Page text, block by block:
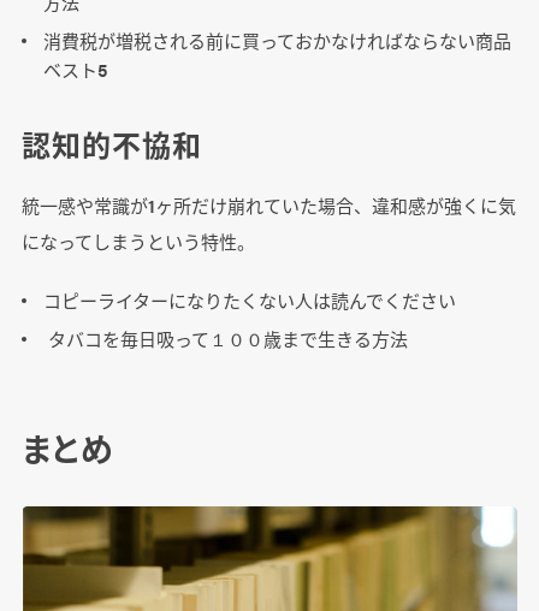
消費税が増税される前に買っておかなければならない商品
ベスト5
認知的不協和
統一感や常識が1ヶ所だけ崩れていた場合、違和感が強くに気
になってしまうという特性。
コピーライターになりたくない人は読んでください
タバコを毎日吸って１００歳まで生きる方法
まとめ